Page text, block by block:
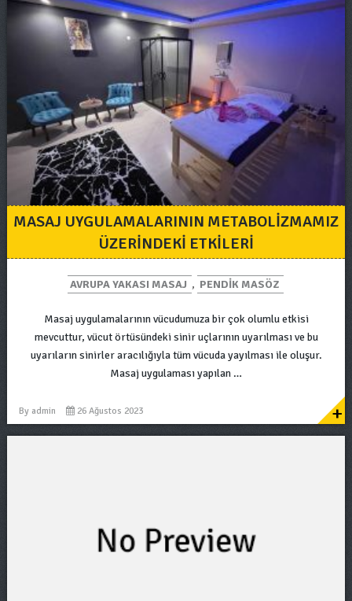
MASAJ UYGULAMALARININ METABOLİZMAMIZ
ÜZERİNDEKİ ETKİLERİ
AVRUPA YAKASI MASAJ , PENDIK MASÖZ
Masaj uygulamalarının vücudumuza bir çok olumlu etkisi
mevcuttur, vücut örtüsündeki sinir uçlarının uyarılması ve bu
uyarıların sinirler aracılığıyla tüm vücuda yayılması ile oluşur.
Masaj uygulaması yapılan …
By admin 26 Ağustos 2023 +